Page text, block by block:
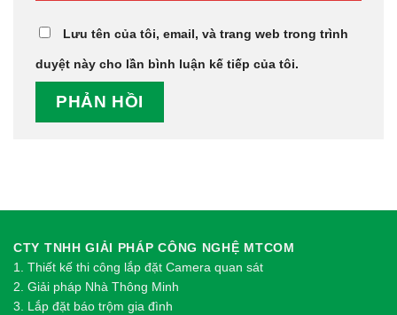
Lưu tên của tôi, email, và trang web trong trình
duyệt này cho lần bình luận kế tiếp của tôi.
CTY TNHH GIẢI PHÁP CÔNG NGHỆ MTCOM
1. Thiết kế thi công lắp đặt Camera quan sát
2. Giải pháp Nhà Thông Minh
3. Lắp đặt báo trộm gia đình